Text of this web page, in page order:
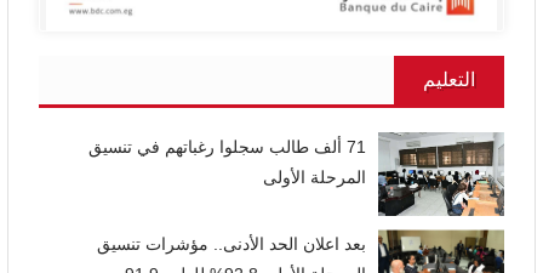
التعليم
71 ألف طالب سجلوا رغباتهم في تنسيق
المرحلة الأولى
بعد اعلان الحد الأدنى.. مؤشرات تنسيق